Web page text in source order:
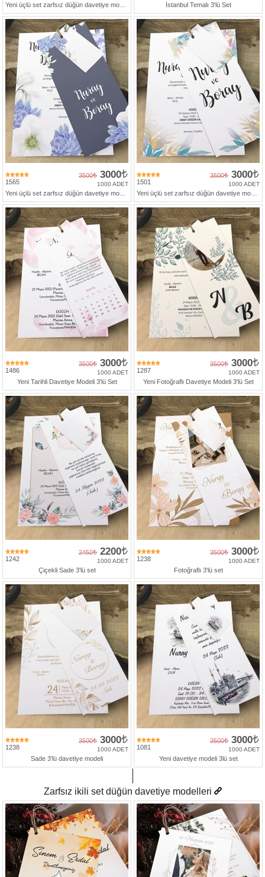
İstanbul Temalı 3'lü Set
1565
3500 3000
1000 ADET 1501
3500 3000
1000 ADET
1486
3500 3000
1000 ADET
Yeni Tarihli Davetiye Modeli 3'lü Set
1287
3500 3000
1000 ADET
Yeni Fotoğraflı Davetiye Modeli 3'lü Set
1242
2450 2200
1000 ADET
Çiçekli Sade 3'lü set
1238
3500 3000
1000 ADET
Fotoğraflı 3'lü set
1238
3500 3000
1000 ADET
Sade 3'lü davetiye modeli
1081
3500 3000
1000 ADET
Yeni davetiye modeli 3lü set
Zarfsız ikili set düğün davetiye modelleri